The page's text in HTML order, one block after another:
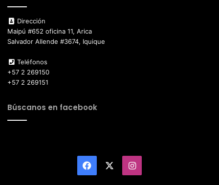
Dirección
Maipú #652 oficina 11, Arica
Salvador Allende #3674, Iquique
Teléfonos
+57 2 269150
+57 2 269151
Búscanos en facebook
Facebook Instagram